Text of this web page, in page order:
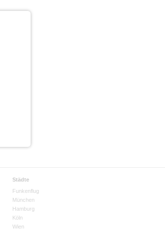
Städte
Funkenflug
München
Hamburg
Köln
Wien